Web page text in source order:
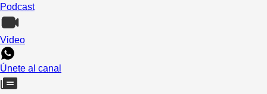
Podcast
Video
Únete al canal